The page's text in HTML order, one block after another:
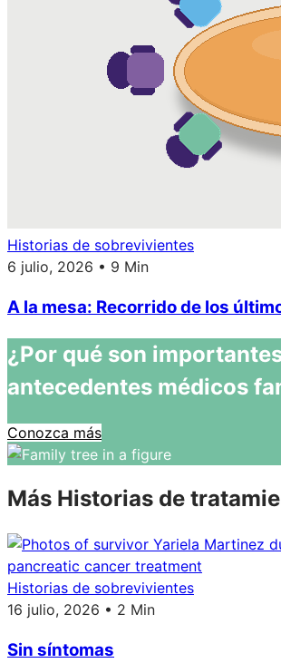
Historias de sobrevivientes
6 julio, 2026 • 9 Min
A la mesa: Recorrido de los
¿Por qué son
antecedentes médicos
Conozca más
Más Historias de
Historias de sobrevivientes
16 julio, 2026 • 2 Min
Sin síntomas